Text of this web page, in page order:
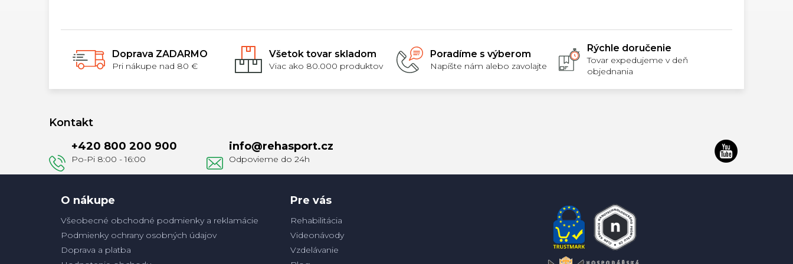
Doprava ZADARMO
Pri nákupe nad 80 €
Všetok tovar skladom
Viac ako 80.000 produktov
Poradíme s výberom
Napíšte nám alebo zavolajte
Rýchle doručenie
Tovar expedujeme v deň
objednania
Kontakt
info@rehasport.cz
+420 800 200 900
O nákupe
Všeobecné obchodné podmienky a reklamácie
Podmienky ochrany osobných údajov
Doprava a platba
Pre vás
Rehabilitácia
Videonávody
Vzdelávanie